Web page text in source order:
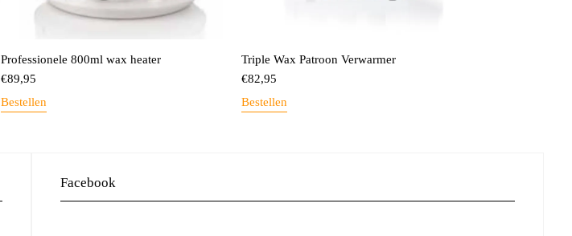
Professionele 800ml wax heater
€89,95
Bestellen
Triple Wax Patroon Verwarmer
€82,95
Bestellen
Facebook